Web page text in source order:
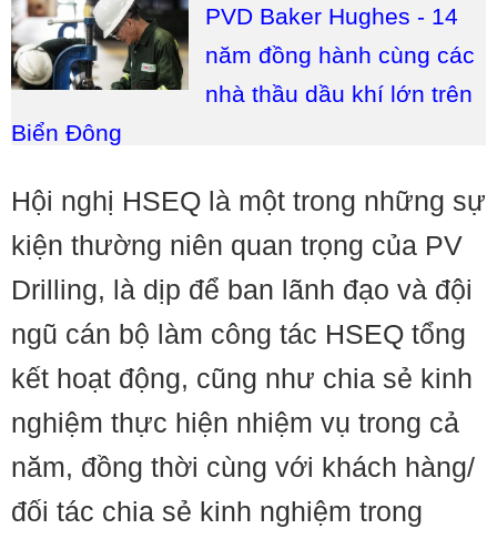
PVD Baker Hughes - 14
năm đồng hành cùng các
nhà thầu dầu khí lớn trên
Biển Đông
Hội nghị HSEQ là một trong những sự
kiện thường niên quan trọng của PV
Drilling, là dịp để ban lãnh đạo và đội
ngũ cán bộ làm công tác HSEQ tổng
kết hoạt động, cũng như chia sẻ kinh
nghiệm thực hiện nhiệm vụ trong cả
năm, đồng thời cùng với khách hàng/
đối tác chia sẻ kinh nghiệm trong